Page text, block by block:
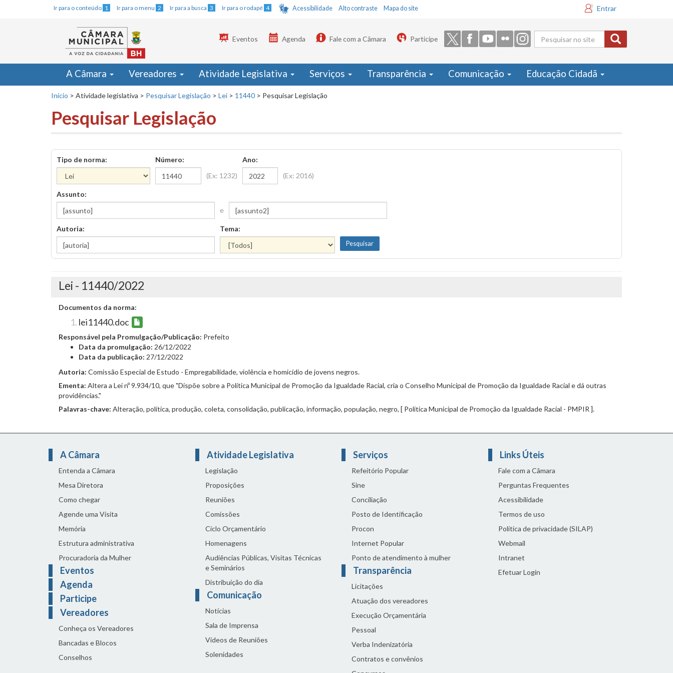
Ir para o conteúdo 1 Ir para o menu 2 Ir para a busca 3 Ir para o rodapé 4 Acessibilidade Alto contraste Mapa do site Entrar
Formulário
de busca
Eventos Agenda Fale com a Câmara Participe
A Câmara Vereadores Atividade Legislativa Serviços Transparência Comunicação Educação Cidadã
Início > Atividade legislativa > Pesquisar Legislação > Lei > 11440 > Pesquisar Legislação
Pesquisar Legislação
Tipo de norma:
Número:
(Ex: 1232)
Ano:
(Ex: 2016)
Assunto:
e
Autoria: Tema:
Lei - 11440/2022
Documentos da norma:
lei11440.doc
Responsável pela Promulgação/Publicação: Prefeito
Data da promulgação: 26/12/2022
Data da publicação: 27/12/2022
Autoria: Comissão Especial de Estudo - Empregabilidade, violência e homicídio de jovens negros.
Ementa: Altera a Lei nº 9.934/10, que "Dispõe sobre a Política Municipal de Promoção da Igualdade Racial, cria o Conselho Municipal de Promoção da Igualdade Racial e dá outras
providências."
Palavras-chave: Alteração, política, produção, coleta, consolidação, publicação, informação, população, negro, [ Politica Municipal de Promoção da Igualdade Racial - PMPIR ].
A Câmara
Entenda a Câmara
Mesa Diretora
Como chegar
Agende uma Visita
Memória
Estrutura administrativa
Procuradoria da Mulher
Eventos
Agenda
Participe
Vereadores
Conheça os Vereadores
Bancadas e Blocos
Conselhos
Atividade Legislativa
Legislação
Proposições
Reuniões
Comissões
Ciclo Orçamentário
Homenagens
Audiências Públicas, Visitas Técnicas
e Seminários
Distribuição do dia
Comunicação
Notícias
Sala de Imprensa
Vídeos de Reuniões
Solenidades
Serviços
Refeitório Popular
Sine
Conciliação
Posto de Identificação
Procon
Internet Popular
Ponto de atendimento à mulher
Transparência
Licitações
Atuação dos vereadores
Execução Orçamentária
Pessoal
Verba Indenizatória
Contratos e convênios
Links Úteis
Fale com a Câmara
Perguntas Frequentes
Acessibilidade
Termos de uso
Política de privacidade (SILAP)
Webmail
Intranet
Efetuar Login